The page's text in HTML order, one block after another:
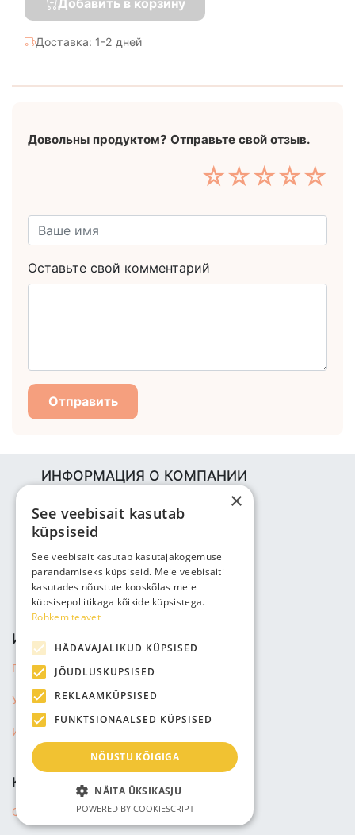
Доставка: 1-2 дней
Довольны продуктом? Отправьте свой отзыв.
☆
☆
☆
☆
☆
Оставьте свой комментарий
Отправить
ИНФОРМАЦИЯ О КОМПАНИИ
Vabaõhukooli tee 4, Tallinn, 12013
Reg nr: 14690362
НДС: EE102147285
Телефон: +3725143691
info@bjuti.ee
ИНФОРМАЦИЯ
Политика конфиденциальности
Условия продажи
Информация о доставке
КОМПАНИЯ
О нас
×
See veebisait kasutab
küpsiseid
See veebisait kasutab kasutajakogemuse
parandamiseks küpsiseid. Meie veebisaiti
kasutades nõustute kooskõlas meie
küpsisepoliitikaga kõikide küpsistega.
Rohkem teavet
HÄDAVAJALIKUD KÜPSISED
JÕUDLUSKÜPSISED
REKLAAMKÜPSISED
FUNKTSIONAALSED KÜPSISED
NÕUSTU KÕIGIGA
NÄITA ÜKSIKASJU
POWERED BY COOKIESCRIPT